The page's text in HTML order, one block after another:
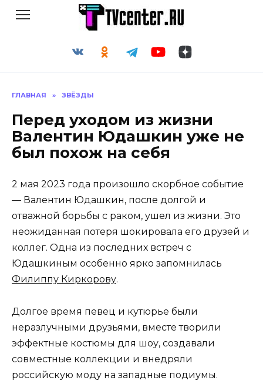
ГЛАВНАЯ » ЗВЁЗДЫ
Перед уходом из жизни
Валентин Юдашкин уже не
был похож на себя
2 мая 2023 года произошло скорбное событие
— Валентин Юдашкин, после долгой и
отважной борьбы с раком, ушел из жизни. Это
неожиданная потеря шокировала его друзей и
коллег. Одна из последних встреч с
Юдашкиным особенно ярко запомнилась
Филиппу Киркорову.
Долгое время певец и кутюрье были
неразлучными друзьями, вместе творили
эффектные костюмы для шоу, создавали
совместные коллекции и внедряли
российскую моду на западные подиумы.